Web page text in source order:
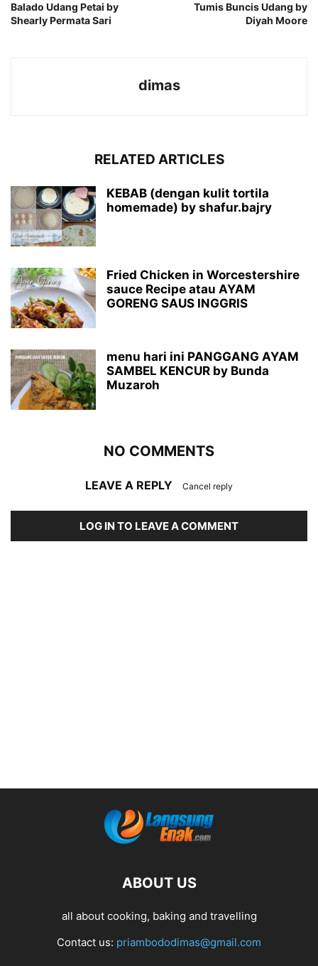
Balado Udang Petai by
Shearly Permata Sari
Tumis Buncis Udang by
Diyah Moore
dimas
RELATED ARTICLES
KEBAB (dengan kulit tortila
homemade) by shafur.bajry
Fried Chicken in Worcestershire
sauce Recipe atau AYAM
GORENG SAUS INGGRIS
menu hari ini PANGGANG AYAM
SAMBEL KENCUR by Bunda
Muzaroh
NO COMMENTS
LEAVE A REPLY Cancel reply
LOG IN TO LEAVE A COMMENT
ABOUT US
all about cooking, baking and travelling
Contact us: priambododimas@gmail.com